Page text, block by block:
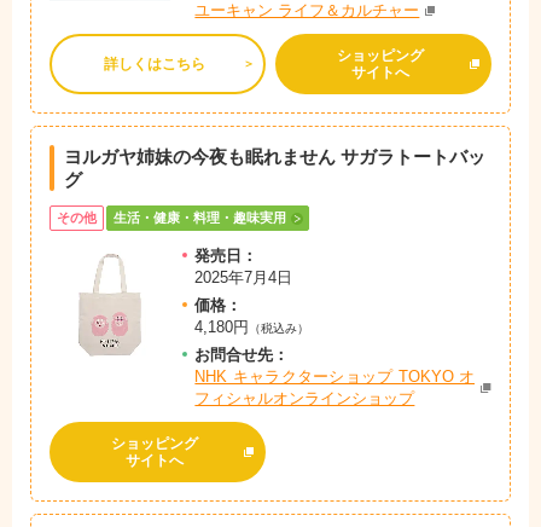
ユーキャン ライフ＆カルチャー
詳しくはこちら
ショッピング
サイトへ
ヨルガヤ姉妹の今夜も眠れません サガラトートバッ
グ
その他 生活・健康・料理・趣味実用
発売日：
2025年7月4日
価格：
4,180円
（税込み）
お問合せ先：
NHK キャラクターショップ TOKYO オ
フィシャルオンラインショップ
ショッピング
サイトへ